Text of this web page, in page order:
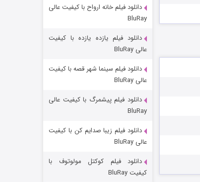
خاندان اژدها فصل ۳
جادوگری در مغولستان
دانلود فیلم خانه ارواح با کیفیت عالی
BluRay
دانلود فیلم یازده یازده با کیفیت
عالی BluRay
دانلود فیلم سینما شهر قصه با کیفیت
عالی BluRay
دانلود فیلم پیشمرگ با کیفیت عالی
BluRay
دانلود فیلم زیبا صدایم کن با کیفیت
عالی BluRay
دانلود فیلم کوکتل مولوتوف با
کیفیت BluRay